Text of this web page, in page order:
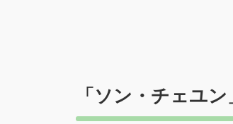
「 ソン・チェユン